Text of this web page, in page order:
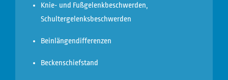
Knie- und Fußgelenkbeschwerden,
Schultergelenksbeschwerden
Beinlängendifferenzen
Beckenschiefstand